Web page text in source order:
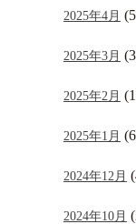
2025年4月
2025年3月
2025年2月
2025年1月
2024年12月
2024年10月